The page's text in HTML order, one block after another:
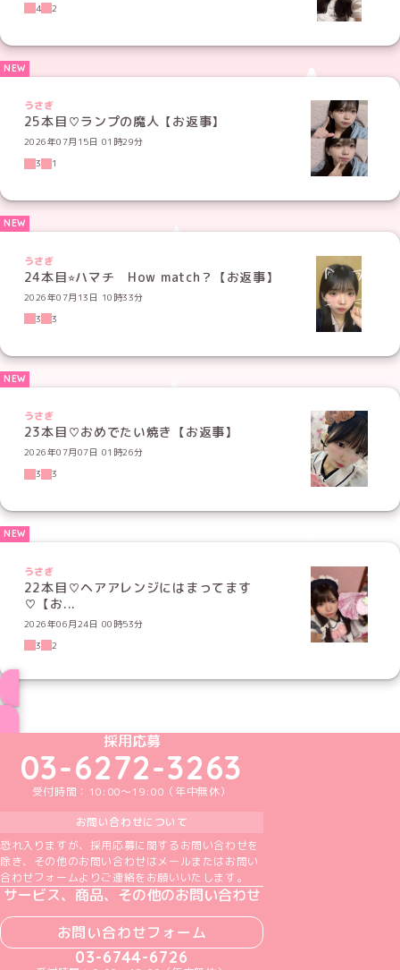
4
2
うさぎ
25本目♡ランプの魔人【お返事】
2026年07月15日 01時29分
3
1
うさぎ
24本目⭐︎ハマチ How match？【お返事】
2026年07月13日 10時33分
3
3
うさぎ
23本目♡おめでたい焼き【お返事】
2026年07月07日 01時26分
3
3
うさぎ
22本目♡ヘアアレンジにはまってます
♡【お...
2026年06月24日 00時53分
3
2
めいどりーみんTikTok公式アカウント
めいどりーみんX公式アカウント
めいどりーみんInstagram公式アカウント
めいどりーみんFacebook公式アカウン
めいどりーみんYouTube公式アカ
採用応募
03-6272-3263
受付時間：10:00～19:00（年中無休）
お問い合わせについて
恐れ入りますが、採用応募に関するお問い合わせを
除き、その他のお問い合わせはメールまたはお問い
合わせフォームよりご連絡をお願いいたします。
サービス、商品、その他のお問い合わせ
お問い合わせフォーム
03-6744-6726